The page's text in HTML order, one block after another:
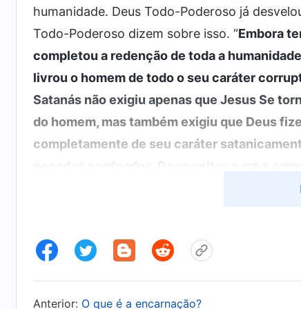
humanidade. Deus Todo-Poderoso já
Todo-Poderoso dizem sobre isso. “Embora
completou a redenção de toda a
livrou o homem de todo o seu caráter
Satanás não exigiu apenas que Jesus Se
do homem, mas também exigiu que Deus
completamente de seu caráter
de castigo e julgamento. Esta obra tem
1: A aparição e a obra de Deus, “Prefácio”)
homem e não tratar o homem de acordo
Anterior: O que é a encarnação?